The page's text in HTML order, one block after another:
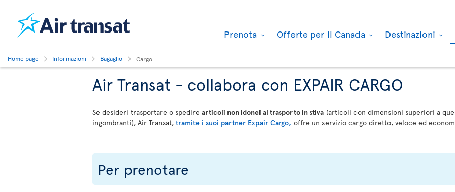
Prenota Offerte per il Canada Destinazioni
Home page Informazioni Bagaglio Cargo
Air Transat - collabora con EXPAIR CARGO
Se desideri trasportare o spedire articoli non idonei al trasporto in stiva (articoli con dimensioni superiori a
ingombranti), Air Transat, tramite i suoi partner Expair Cargo, offre un servizio cargo diretto, veloce ed
Per prenotare